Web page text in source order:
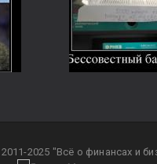
2025 "Всё о финансах и